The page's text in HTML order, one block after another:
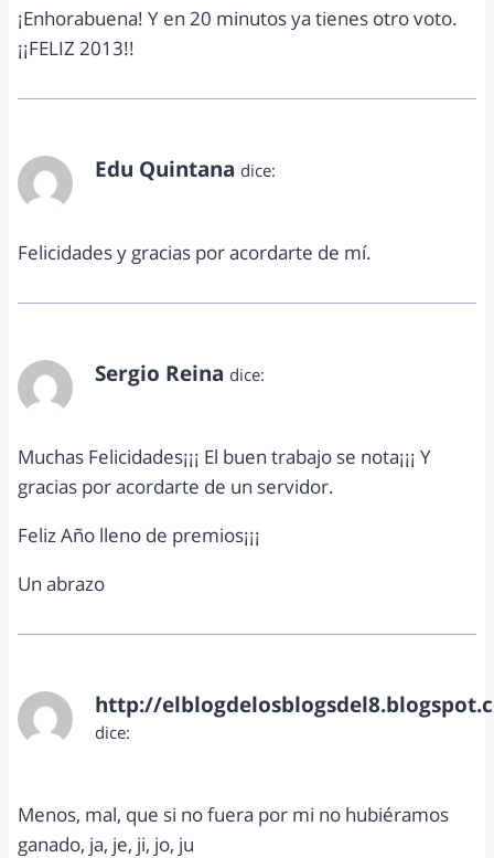
¡Enhorabuena! Y en 20 minutos ya tienes otro voto.
¡¡FELIZ 2013!!
Edu Quintana dice:
Felicidades y gracias por acordarte de mí.
Sergio Reina dice:
Muchas Felicidades¡¡¡ El buen trabajo se nota¡¡¡ Y
gracias por acordarte de un servidor.
Feliz Año lleno de premios¡¡¡
Un abrazo
http://
dice:
Menos, mal, que si no fuera por mi no hubiéramos
ganado, ja, je, ji, jo, ju